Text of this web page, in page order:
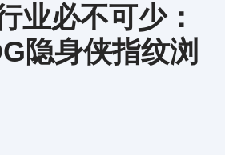
业必不可少：
隐身侠指纹浏